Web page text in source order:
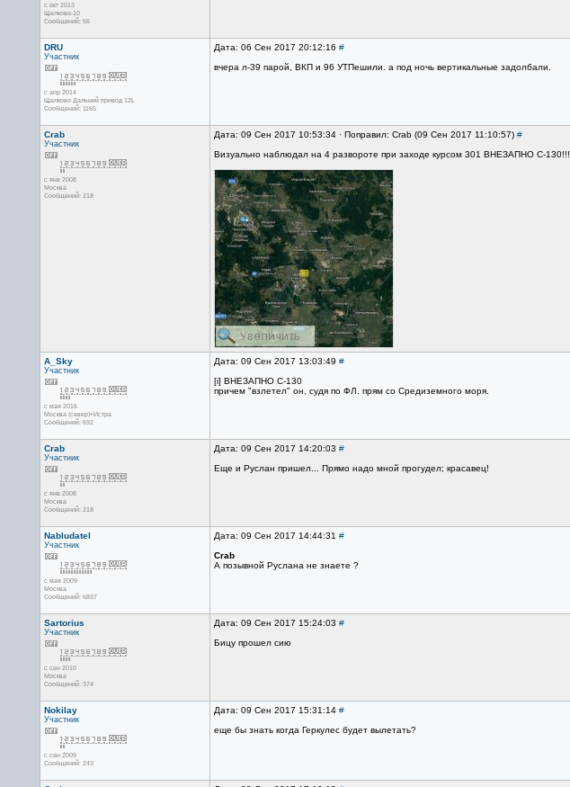
с окт 2013
Щелково-10
Сообщений: 56
DRU
Участник
с апр 2014
Щелково Дальний привод 12L
Сообщений: 1165
Дата: 06 Сен 2017 20:12:16 #
вчера л-39 парой, ВКП и 96 УТПешили. а под ночь вертикальные задолбали.
Crab
Участник
с янв 2008
Москва
Сообщений: 218
Дата: 09 Сен 2017 10:53:34 · Поправил: Crab (09 Сен 2017 11:10:57) #
Визуально наблюдал на 4 развороте при заходе курсом 301 ВНЕЗАПНО С-130!!!
A_Sky
Участник
с мая 2016
Москва (север)+Истра
Сообщений: 692
Дата: 09 Сен 2017 13:03:49 #
[i] ВНЕЗАПНО С-130
причем "взлетел" он, судя по ФЛ. прям со Средиземного моря.
Crab
Участник
с янв 2008
Москва
Сообщений: 218
Дата: 09 Сен 2017 14:20:03 #
Еще и Руслан пришел... Прямо надо мной прогудел; красавец!
Nabludatel
Участник
с мая 2009
Москва
Сообщений: 6837
Дата: 09 Сен 2017 14:44:31 #
Crab
А позывной Руслана не знаете ?
Sartorius
Участник
с сен 2010
Москва
Сообщений: 374
Дата: 09 Сен 2017 15:24:03 #
Бицу прошел сию
Nokilay
Участник
с сен 2009
Сообщений: 243
Дата: 09 Сен 2017 15:31:14 #
еще бы знать когда Геркулес будет вылетать?